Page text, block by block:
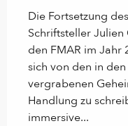
Die Fortsetzung
Schriftsteller
den FMAR im Jahr
sich von den in
vergrabenen
Handlung zu
immersive...